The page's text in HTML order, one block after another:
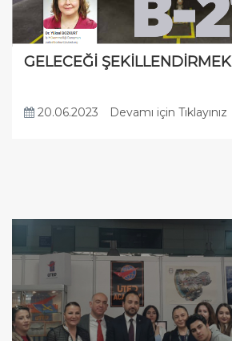
GELECEĞİ ŞEKİLLENDİRMEK
20.06.2023 Devamı için Tıklayınız